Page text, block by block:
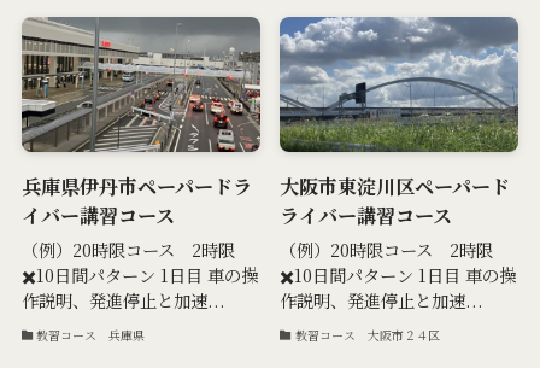
兵庫県伊丹市ペーパードラ
イバー講習コース
（例）20時限コース 2時限
✖️10日間パターン 1日目 車の操
作説明、発進停止と加速...
教習コース 兵庫県
大阪市東淀川区ペーパード
ライバー講習コース
（例）20時限コース 2時限
✖️10日間パターン 1日目 車の操
作説明、発進停止と加速...
教習コース 大阪市２４区